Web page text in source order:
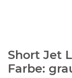
Short Jet
Farbe: